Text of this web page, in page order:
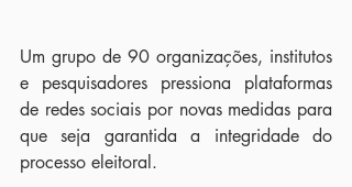
Um grupo de 90 organizações, institutos
e pesquisadores pressiona plataformas
de redes sociais por novas medidas para
que seja garantida a integridade do
processo eleitoral.